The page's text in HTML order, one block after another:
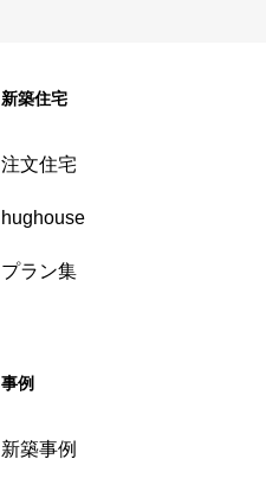
新築住宅
注文住宅
hughouse
プラン集
事例
新築事例